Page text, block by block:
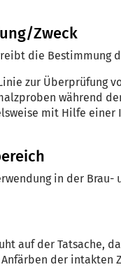
Zweck
die Bestimmung
zur Überprüfung
während
mit Hilfe einer
in der
auf der Tatsache,
der intakten